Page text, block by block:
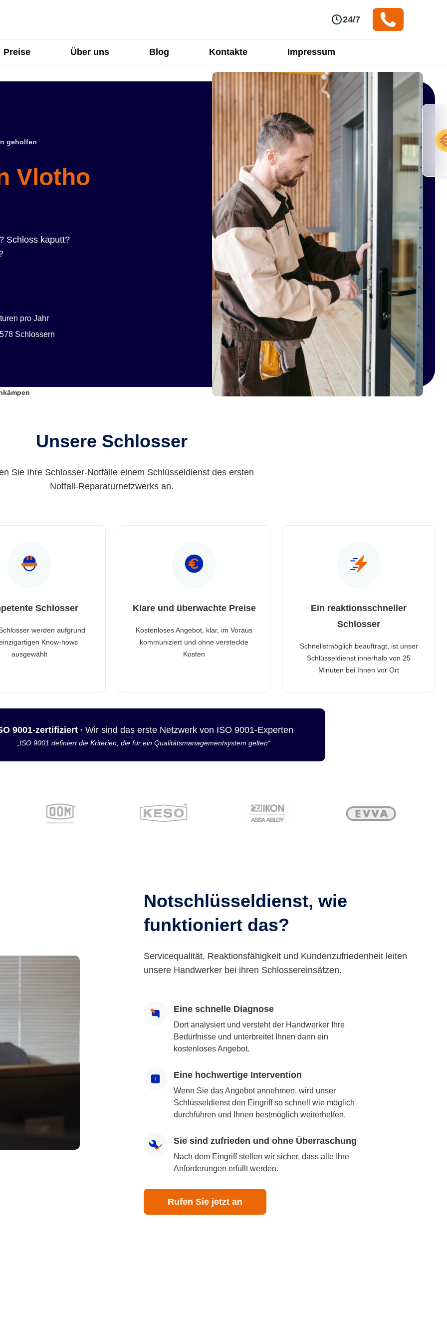
24/7
Preise Über uns Blog Kontakte Impressum
geholfen
Vlotho
Schloss kaputt?
pro Jahr
Schlossern
Unsere Schlosser
Sie Ihre Schlosser-Notfälle einem Schlüsseldienst des ersten
Notfall-Reparaturnetzwerks an.
Schlosser
werden aufgrund
Know-hows
ausgewählt
Klare und überwachte Preise
Kostenloses Angebot, klar, im Voraus
kommuniziert und ohne versteckte
Kosten
Ein reaktionsschneller
Schlosser
Schnellstmöglich beauftragt, ist unser
Schlüsseldienst innerhalb von 25
Minuten bei Ihnen vor Ort
9001-zertifiziert · Wir sind das erste Netzwerk von ISO 9001-Experten
„ISO 9001 definiert die Kriterien, die für ein Qualitätsmanagementsystem gelten“
Notschlüsseldienst, wie
funktioniert das?
Servicequalität, Reaktionsfähigkeit und Kundenzufriedenheit leiten
unsere Handwerker bei ihren Schlossereinsätzen.
Eine schnelle Diagnose
Dort analysiert und versteht der Handwerker Ihre
Bedürfnisse und unterbreitet Ihnen dann ein
kostenloses Angebot.
Eine hochwertige Intervention
Wenn Sie das Angebot annehmen, wird unser
Schlüsseldienst den Eingriff so schnell wie möglich
durchführen und Ihnen bestmöglich weiterhelfen.
Sie sind zufrieden und ohne Überraschung
Nach dem Eingriff stellen wir sicher, dass alle Ihre
Anforderungen erfüllt werden.
Rufen Sie jetzt an